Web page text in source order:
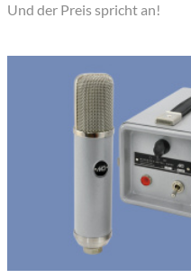
Und der Preis spricht an!